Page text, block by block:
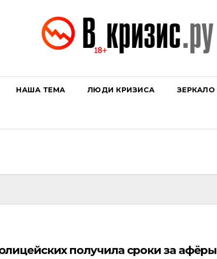
НАША ТЕМА ЛЮДИ КРИЗИСА ЗЕРКАЛО
получила сроки за афёры